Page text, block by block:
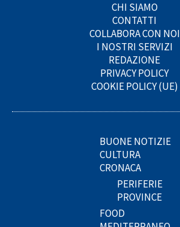
CHI SIAMO
CONTATTI
COLLABORA CON NOI
I NOSTRI SERVIZI
REDAZIONE
PRIVACY POLICY
COOKIE POLICY (UE)
BUONE NOTIZIE
CULTURA
CRONACA
PERIFERIE
PROVINCE
FOOD